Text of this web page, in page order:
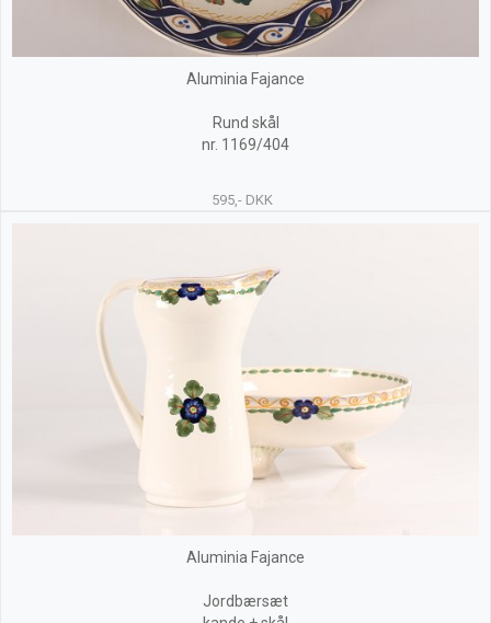
Aluminia Fajance
Rund skål
nr. 1169/404
595,- DKK
Aluminia Fajance
Jordbærsæt